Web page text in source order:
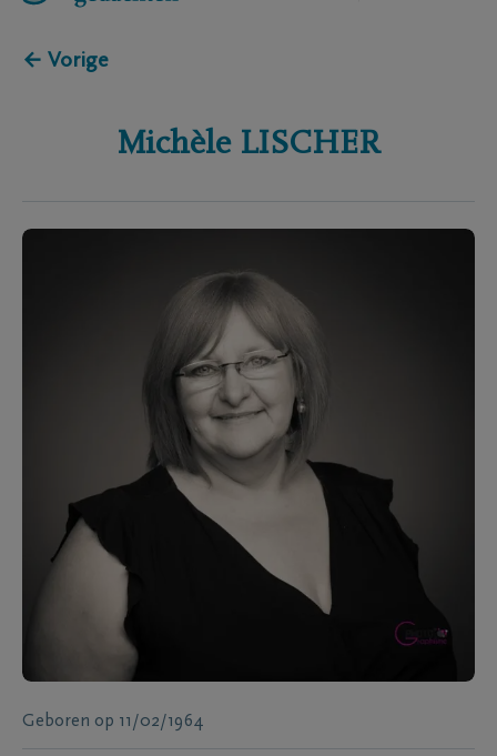
← Vorige
Michèle LISCHER
Geboren op 11/02/1964